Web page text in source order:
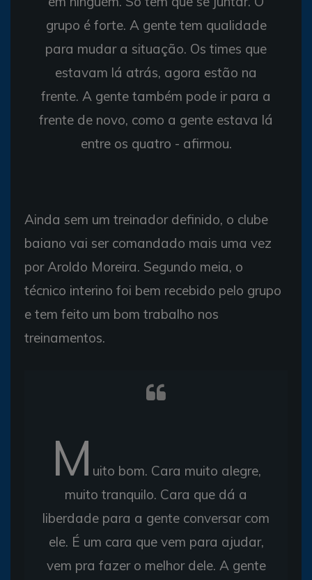
grupo é forte. A gente tem qualidade
para mudar a situação. Os times que
estavam lá atrás, agora estão na
frente. A gente também pode ir para a
frente de novo, como a gente estava lá
entre os quatro - afirmou.
Ainda sem um treinador definido, o clube
baiano vai ser comandado mais uma vez
por Aroldo Moreira. Segundo meia, o
técnico interino foi bem recebido pelo grupo
e tem feito um bom trabalho nos
treinamentos.
M uito bom. Cara muito alegre,
muito tranquilo. Cara que dá a
liberdade para a gente conversar com
ele. É um cara que vem para ajudar,
vem pra fazer o melhor dele. A gente